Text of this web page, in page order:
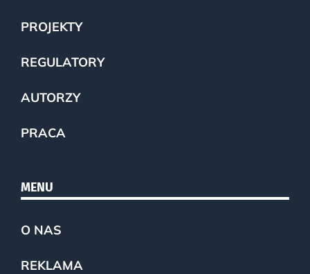
PROJEKTY
REGULATORY
AUTORZY
PRACA
MENU
O NAS
REKLAMA